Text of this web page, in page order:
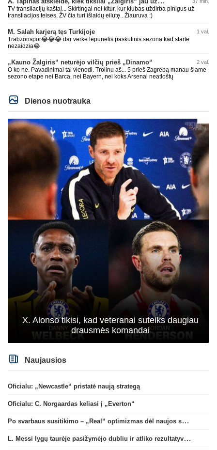
TV transliacijų kaštai... Skirtingai nei kitur, kur klubas uždirba pinigus už
transliacijos teises, ŽV čia turi išlaidų eilutę.. Žiauruva :)
M. Salah karjerą tęs Turkijoje 1 val.
Trabzonspor😂😂😂 dar verke lepunelis paskutinis sezona kad starte
nezaidzia😂
„Kauno Žalgiris“ neturėjo vilčių prieš „Dinamo“ 2 val.
O ko ne. Pavadinimai tai vienodi. Trolinu aš... 5 prieš Zagrebą manau šiame
sezono etape nei Barca, nei Bayern, nei koks Arsenal neatloštų
Dienos nuotrauka
X. Alonso tikisi, kad veteranai suteiks daugiau
drausmės komandai
Naujausios
Oficialu: „Newcastle“ pristatė naują strategą
Oficialu: C. Norgaardas keliasi į „Everton“
Po svarbaus susitikimo – „Real“ optimizmas dėl naujos sutarties su Viniciumi
L. Messi lygų taurėje pasižymėjo dubliu ir atliko rezultatyvų perdavimą